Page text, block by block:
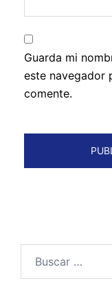
Guarda mi
este navegador
comente.